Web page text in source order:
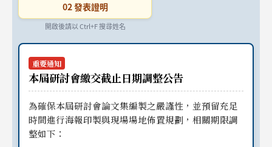
02 發表證明
開啟後請以 Ctrl+F 搜尋姓名
重要通知
本屆研討會繳交截止日期調整公告
為確保本屆研討會論文集編製之嚴謹性，並預留充足
時間進行海報印製與現場場地佈置規劃，相關期限調
整如下：